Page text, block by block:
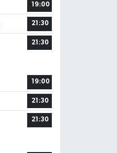
19:00
21:30
21:30
19:00
21:30
21:30